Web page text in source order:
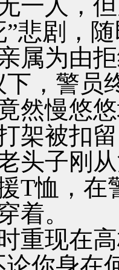
一人，
悲剧，
属为由
下，警员
然慢悠
架被扣
头子刚
T恤，
着。
重现在